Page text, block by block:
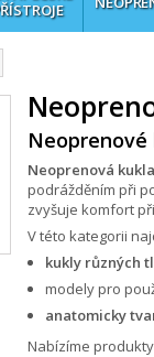
Neoprenová kukla
podrážděním při
zvyšuje komfort
V této kategorii
kukly různých
modely pro
anatomicky
Nabízíme